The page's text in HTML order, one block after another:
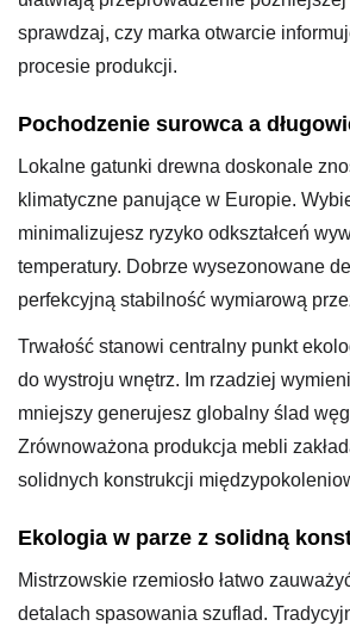
sprawdzaj, czy marka otwarcie
procesie produkcji.
Pochodzenie surowca a
Lokalne gatunki drewna doskonale
klimatyczne panujące w Europie.
minimalizujesz ryzyko odkształceń
temperatury. Dobrze wysezonowane
perfekcyjną stabilność wymiarową
Trwałość stanowi centralny punkt
do wystroju wnętrz. Im rzadziej
mniejszy generujesz globalny ślad
Zrównoważona produkcja mebli
solidnych konstrukcji
Ekologia w parze z solidną
Mistrzowskie rzemiosło łatwo
detalach spasowania szuflad.